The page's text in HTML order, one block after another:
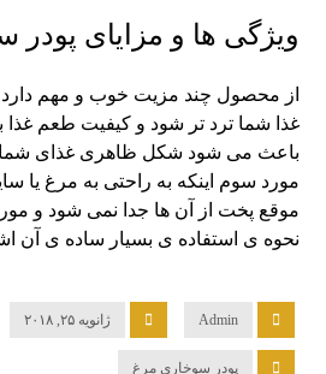
ویژگی ها و مزایای پودر
از محصول چند مزیت خوب و مهم
غذا شما ترد تر شود و کیفیت طعم غذا
باعث می شود شکل ظاهری غذای شما
مورد سوم اینکه به راحتی به مرغ یا
موقع پخت از آن ها جدا نمی شود و
نحوه ی استفاده ی بسیار ساده ی آن
Admin ژانویه ۲۵, ۲۰۱۸
پودر سوخاری مرغ